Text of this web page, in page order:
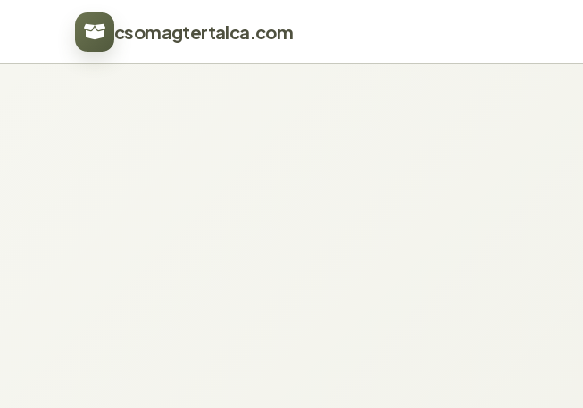
csomagtertalca.com